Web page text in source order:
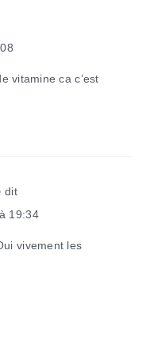
vitamine ca c’est
dit
19:34
vivement les